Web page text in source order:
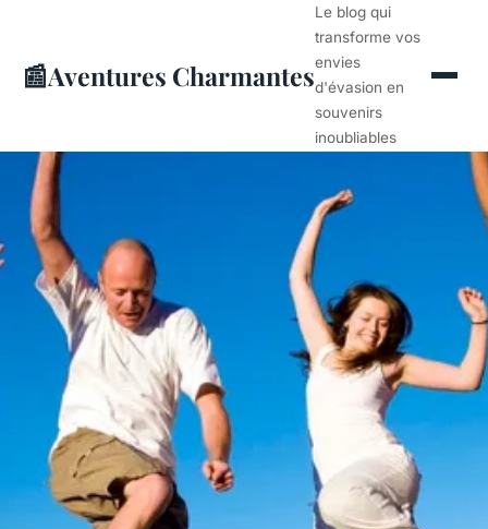
📰Aventures Charmantes
Le blog qui
transforme vos
envies
d'évasion en
souvenirs
inoubliables